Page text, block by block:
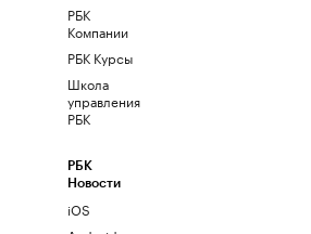
РБК
Компании
РБК Курсы
Школа
управления
РБК
РБК
Новости
iOS